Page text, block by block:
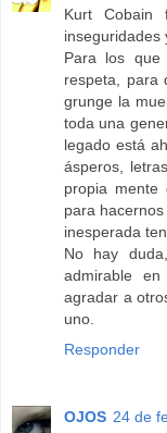
Kurt Cobain
inseguridades
Para los que
respeta, para
grunge la
toda una
legado está
ásperos,
propia mente
para
inesperada
No hay
admirable
agradar a
uno.
Responder
OJOS 24 de